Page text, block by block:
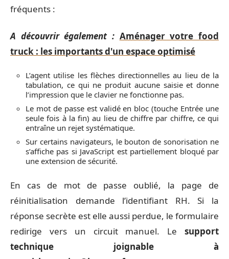
fréquents :
A découvrir également : Aménager votre food
truck : les importants d'un espace optimisé
L’agent utilise les flèches directionnelles au lieu de la
tabulation, ce qui ne produit aucune saisie et donne
l’impression que le clavier ne fonctionne pas.
Le mot de passe est validé en bloc (touche Entrée une
seule fois à la fin) au lieu de chiffre par chiffre, ce qui
entraîne un rejet systématique.
Sur certains navigateurs, le bouton de sonorisation ne
s’affiche pas si JavaScript est partiellement bloqué par
une extension de sécurité.
En cas de mot de passe oublié, la page de
réinitialisation demande l’identifiant RH. Si la
réponse secrète est elle aussi perdue, le formulaire
redirige vers un circuit manuel. Le support
technique joignable à